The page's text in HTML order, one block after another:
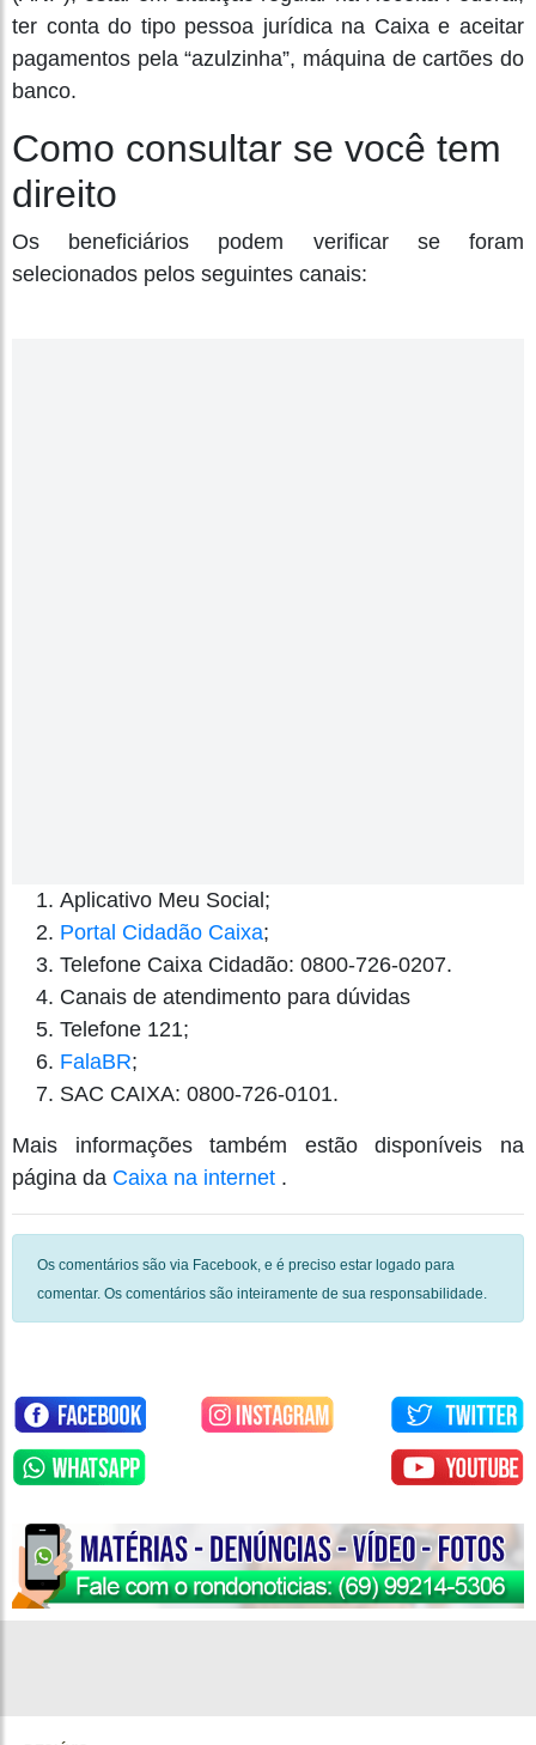
ter conta do tipo pessoa jurídica na Caixa e aceitar
pagamentos pela “azulzinha”, máquina de cartões do
banco.
Como consultar se você tem
direito
Os beneficiários podem verificar se foram
selecionados pelos seguintes canais:
Aplicativo Meu Social;
Portal Cidadão Caixa;
Telefone Caixa Cidadão: 0800-726-0207.
Canais de atendimento para dúvidas
Telefone 121;
FalaBR;
SAC CAIXA: 0800-726-0101.
Mais informações também estão disponíveis na
página da Caixa na internet .
Os comentários são via Facebook, e é preciso estar logado para
comentar. Os comentários são inteiramente de sua responsabilidade.